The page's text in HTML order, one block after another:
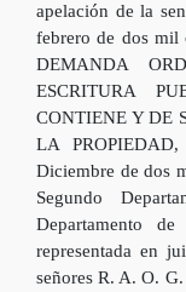
apelación de la
febrero de dos mil
DEMANDA
ESCRITURA
CONTIENE Y DE
LA
Diciembre de dos
Segundo
Departamento
representada en
señores R. A. O.